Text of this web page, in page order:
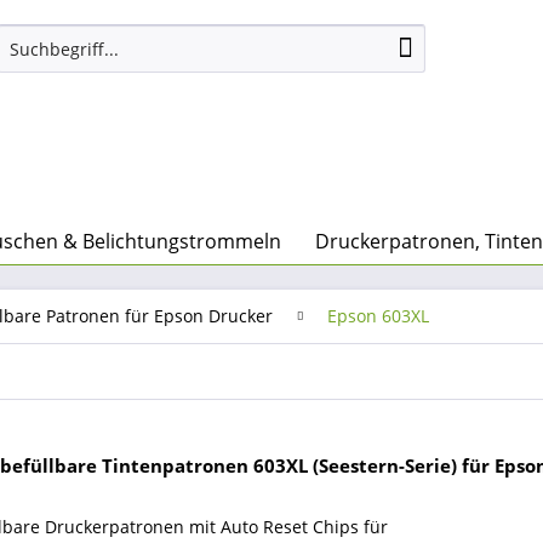
& Belichtungstrommeln Druckerpatronen,
Patronen für Epson Drucker Epson 603XL
Tintenpatronen 603XL (Seestern-Serie) für
Druckerpatronen mit Auto Reset Chips für